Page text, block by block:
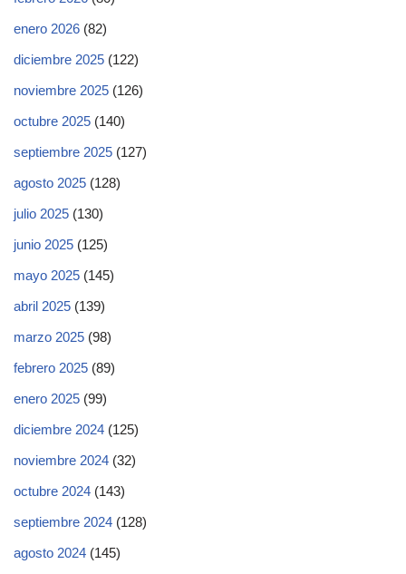
enero 2026 (82)
diciembre 2025 (122)
noviembre 2025 (126)
octubre 2025 (140)
septiembre 2025 (127)
agosto 2025 (128)
julio 2025 (130)
junio 2025 (125)
mayo 2025 (145)
abril 2025 (139)
marzo 2025 (98)
febrero 2025 (89)
enero 2025 (99)
diciembre 2024 (125)
noviembre 2024 (32)
octubre 2024 (143)
septiembre 2024 (128)
agosto 2024 (145)